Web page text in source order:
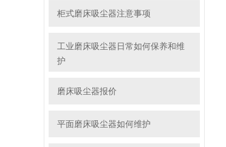
柜式磨床吸尘器注意事项
工业磨床吸尘器日常如何保养和维
护
磨床吸尘器报价
平面磨床吸尘器如何维护